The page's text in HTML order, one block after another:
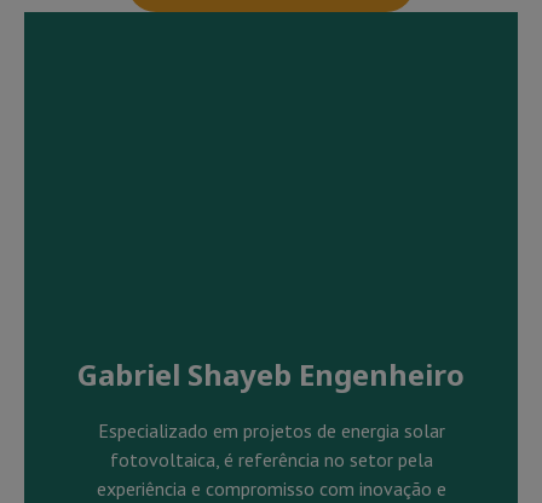
Gabriel Shayeb Engenheiro
Especializado em projetos de energia solar
fotovoltaica, é referência no setor pela
experiência e compromisso com inovação e